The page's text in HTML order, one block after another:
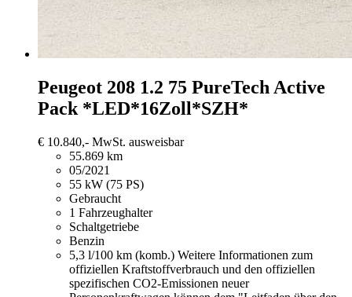
Peugeot 208 1.2 75 PureTech Active
Pack *LED*16Zoll*SZH*
€ 10.840,- MwSt. ausweisbar
55.869 km
05/2021
55 kW (75 PS)
Gebraucht
1 Fahrzeughalter
Schaltgetriebe
Benzin
5,3 l/100 km (komb.) Weitere Informationen zum
offiziellen Kraftstoffverbrauch und den offiziellen
spezifischen CO2-Emissionen neuer